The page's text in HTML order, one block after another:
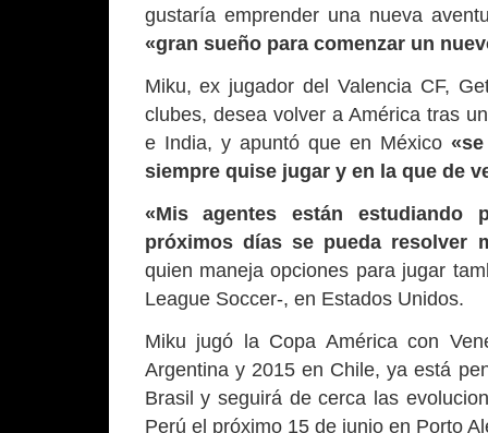
gustaría emprender una nueva
«gran sueño para comenzar un
Miku, ex jugador del Valencia CF,
clubes, desea volver a América tras
e India, y apuntó que en México
siempre quise jugar y en la que de
«Mis agentes están
próximos días se pueda resolver
quien maneja opciones para jugar
League Soccer-, en Estados Unidos.
Miku jugó la Copa América con
Argentina y 2015 en Chile, ya está
Brasil y seguirá de cerca las
Perú el próximo 15 de junio en Porto